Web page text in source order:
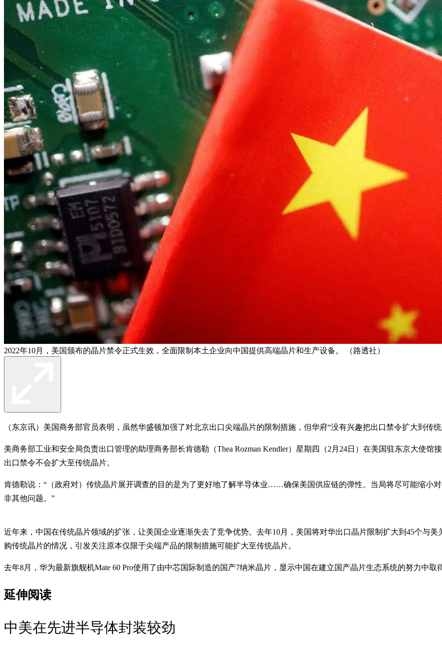
2022年10月，美国颁布的晶片禁令正式生效，全面限制本土企业向中国提供高端晶片和生产设备。 （路透社）
（东京讯）美国商务部官员表明，虽然华盛顿加强了对北京出口尖端晶片的限制措施，但华府“没有兴趣把出口禁令扩大到传
美商务部工业和安全局负责出口管理的助理商务部长肯德勒（Thea Rozman Kendler）星期四（2月24日）在美国驻东京大使
出口禁令不会扩大至传统晶片。
肯德勒说：“（政府对）传统晶片展开调查的目的是为了更好地了解半导体业……确保美国供应链的弹性。当局将尽可能缩小
非其他问题。”
近年来，中国在传统晶片领域的扩张，让美国企业逐渐失去了竞争优势。去年10月，美国将对华出口晶片限制扩大到45个与
购传统晶片的情况，引发关注原本仅限于尖端产品的限制措施可能扩大至传统晶片。
去年8月，华为最新旗舰机Mate 60 Pro使用了由中芯国际制造的国产7纳米晶片，显示中国在建立国产晶片生态系统的努力中取
延伸阅读
中美在先进半导体封装较劲